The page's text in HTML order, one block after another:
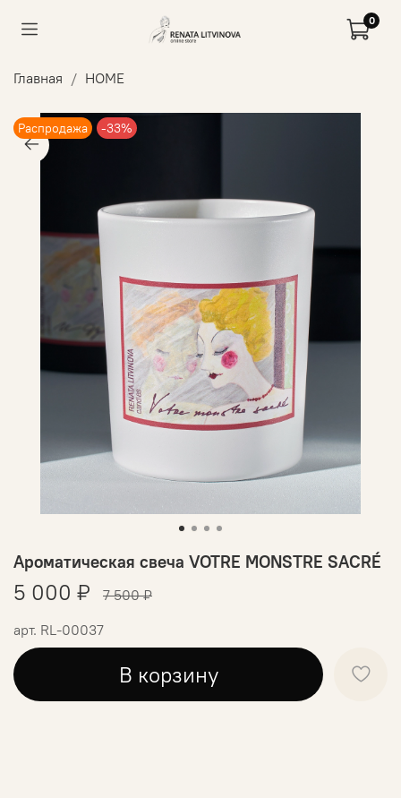
0
Главная HOME
Распродажа -33%
арт. RL-00037
Ароматическая свеча VOTRE MONSTRE SACRÉ
5 000 ₽ 7 500 ₽
В корзину